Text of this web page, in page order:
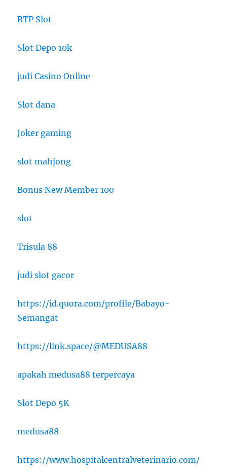
RTP Slot
Slot Depo 10k
judi Casino Online
Slot dana
Joker gaming
slot mahjong
Bonus New Member 100
slot
Trisula 88
judi slot gacor
https://id.quora.com/profile/Babayo-
Semangat
https://link.space/@MEDUSA88
apakah medusa88 terpercaya
Slot Depo 5K
medusa88
https://www.hospitalcentralveterinario.com/